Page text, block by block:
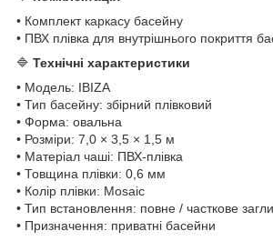
• Комплект каркасу басейну
• ПВХ плівка для внутрішнього покриття
🔷 Технічні характеристики
• Модель: IBIZA
• Тип басейну: збірний плівковий
• Форма: овальна
• Розміри: 7,0 × 3,5 × 1,5 м
• Матеріал чаші: ПВХ-плівка
• Товщина плівки: 0,6 мм
• Колір плівки: Mosaic
• Тип встановлення: повне / часткове
• Призначення: приватні басейни